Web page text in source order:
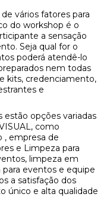
vários fatores para
do workshop é o
a sensação
Seja qual for o
poderá atendê-lo
nem todas
kits, credenciamento,
e
estão opções variadas
como
, empresa de
e Limpeza para
limpeza em
eventos e equipe
a satisfação dos
único e alta qualidade